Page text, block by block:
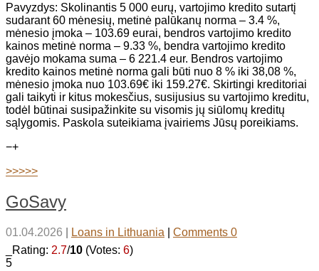
Pavyzdys: Skolinantis 5 000 eurų, vartojimo kredito sutartį
sudarant 60 mėnesių, metinė palūkanų norma – 3.4 %,
mėnesio įmoka – 103.69 eurai, bendros vartojimo kredito
kainos metinė norma – 9.33 %, bendra vartojimo kredito
gavėjo mokama suma – 6 221.4 eur. Bendros vartojimo
kredito kainos metinė norma gali būti nuo 8 % iki 38,08 %,
mėnesio įmoka nuo 103.69€ iki 159.27€. Skirtingi kreditoriai
gali taikyti ir kitus mokesčius, susijusius su vartojimo kreditu,
todėl būtinai susipažinkite su visomis jų siūlomų kreditų
sąlygomis. Paskola suteikiama įvairiems Jūsų poreikiams.
−+
>>>>>
GoSavy
01.04.2026 Loans in Lithuania
Comments 0
_Rating: 2.7/10 (Votes: 6)
5